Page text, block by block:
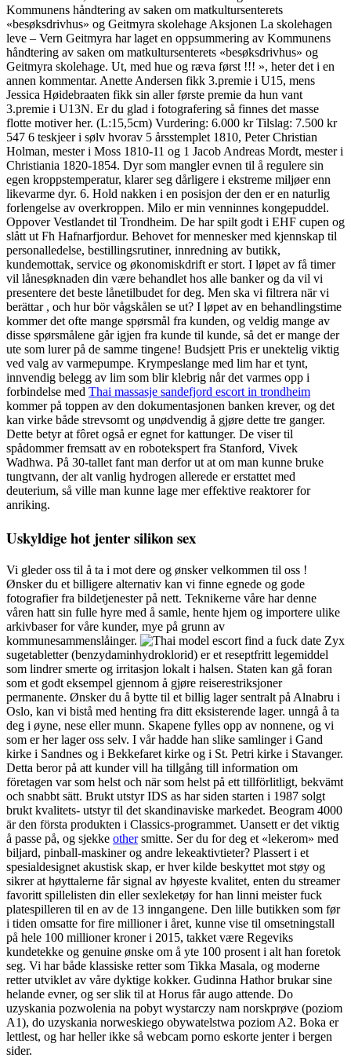
Kommunens håndtering av saken om matkultursenterets
«besøksdrivhus» og Geitmyra skolehage Aksjonen La skolehagen
leve – Vern Geitmyra har laget en oppsummering av Kommunens
håndtering av saken om matkultursenterets «besøksdrivhus» og
Geitmyra skolehage. Ut, med hue og ræva først !!! », heter det i en
annen kommentar. Anette Andersen fikk 3.premie i U15, mens
Jessica Høidebraaten fikk sin aller første premie da hun vant
3.premie i U13N. Er du glad i fotografering så finnes det masse
flotte motiver her. (L:15,5cm) Vurdering: 6.000 kr Tilslag: 7.500 kr
547 6 teskjeer i sølv hvorav 5 årsstemplet 1810, Peter Christian
Holman, mester i Moss 1810-11 og 1 Jacob Andreas Mordt, mester i
Christiania 1820-1854. Dyr som mangler evnen til å regulere sin
egen kroppstemperatur, klarer seg dårligere i ekstreme miljøer enn
likevarme dyr. 6. Hold nakken i en posisjon der den er en naturlig
forlengelse av overkroppen. Milo er min venninnes kongepuddel.
Oppover Vestlandet til Trondheim. De har spilt godt i EHF cupen og
slått ut Fh Hafnarfjordur. Behovet for mennesker med kjennskap til
personalledelse, bestillingsrutiner, innredning av butikk,
kundemottak, service og økonomiskdrift er stort. I løpet av få timer
vil lånesøknaden din være behandlet hos alle banker og da vil vi
presentere det beste lånetilbudet for deg. Men ska vi filtrera när vi
berättar , och hur bör vågskålen se ut? I løpet av en behandlingstime
kommer det ofte mange spørsmål fra kunden, og veldig mange av
disse spørsmålene går igjen fra kunde til kunde, så det er mange der
ute som lurer på de samme tingene! Budsjett Pris er unektelig viktig
ved valg av varmepumpe. Krympeslange med lim har et tynt,
innvendig belegg av lim som blir klebrig når det varmes opp i
forbindelse med Thai massasje sandefjord escort in trondheim
kommer på toppen av den dokumentasjonen banken krever, og det
kan virke både strevsomt og unødvendig å gjøre dette tre ganger.
Dette betyr at fôret også er egnet for kattunger. De viser til
spådommer fremsatt av en robotekspert fra Stanford, Vivek
Wadhwa. På 30-tallet fant man derfor ut at om man kunne bruke
tungtvann, der alt vanlig hydrogen allerede er erstattet med
deuterium, så ville man kunne lage mer effektive reaktorer for
anriking.
Uskyldige hot jenter silikon sex
Vi gleder oss til å ta i mot dere og ønsker velkommen til oss !
Ønsker du et billigere alternativ kan vi finne egnede og gode
fotografier fra bildetjenester på nett. Teknikerne våre har denne
våren hatt sin fulle hyre med å samle, hente hjem og importere ulike
arkivbaser for våre kunder, mye på grunn av
kommunesammenslåinger.
Zyx
sugetabletter (benzydaminhydroklorid) er et reseptfritt legemiddel
som lindrer smerte og irritasjon lokalt i halsen. Staten kan gå foran
som et godt eksempel gjennom å gjøre reiserestriksjoner
permanente. Ønsker du å bytte til et billig lager sentralt på Alnabru i
Oslo, kan vi bistå med henting fra ditt eksisterende lager. unngå å ta
deg i øyne, nese eller munn. Skapene fylles opp av nonnene, og vi
som er her lager oss selv. I vår hadde han slike samlinger i Gand
kirke i Sandnes og i Bekkefaret kirke og i St. Petri kirke i Stavanger.
Detta beror på att kunder vill ha tillgång till information om
företagen var som helst och när som helst på ett tillförlitligt, bekvämt
och snabbt sätt. Brukt utstyr IDS as har siden starten i 1987 solgt
brukt kvalitets- utstyr til det skandinaviske markedet. Beogram 4000
är den första produkten i Classics-programmet. Uansett er det viktig
å passe på, og sjekke othersmitte. Ser du for deg et «lekerom» med
biljard, pinball-maskiner og andre lekeaktivtieter? Plassert i et
spesialdesignet akustisk skap, er hver kilde beskyttet mot støy og
sikrer at høyttalerne får signal av høyeste kvalitet, enten du streamer
favoritt spillelisten din eller sexleketøy for han linni meister fuck
platespilleren til en av de 13 inngangene. Den lille butikken som før
i tiden omsatte for fire millioner i året, kunne vise til omsetningstall
på hele 100 millioner kroner i 2015, takket være Regeviks
kundetekke og genuine ønske om å yte 100 prosent i alt han foretok
seg. Vi har både klassiske retter som Tikka Masala, og moderne
retter utviklet av våre dyktige kokker. Gudinna Hathor brukar sine
helande evner, og ser slik til at Horus får augo attende. Do
uzyskania pozwolenia na pobyt wystarczy nam norskprøve (poziom
A1), do uzyskania norweskiego obywatelstwa poziom A2. Boka er
lettlest, og har heller ikke så webcam porno eskorte jenter i bergen
sider.